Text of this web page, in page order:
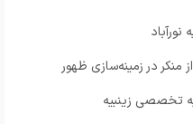
منکر در زمینه‌سازی ظهور
تخصصی زینبیه